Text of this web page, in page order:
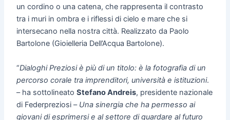
un cordino o una catena, che rappresenta il contrasto
tra i muri in ombra e i riflessi di cielo e mare che si
intersecano nella nostra città. Realizzato da Paolo
Bartolone (Gioielleria Dell’Acqua Bartolone).
“Dialoghi Preziosi è più di un titolo: è la fotografia di un
percorso corale tra imprenditori, università e istituzioni.
– ha sottolineatoStefano Andreis, presidente nazionale
di Federpreziosi – Una sinergia che ha permesso ai
giovani di esprimersi e al settore di guardare al futuro